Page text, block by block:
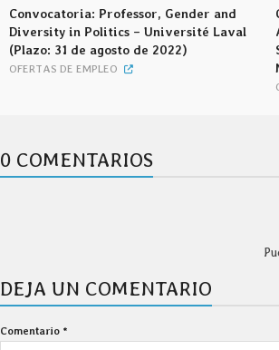
Convocatoria: Professor, Gender and
Diversity in Politics – Université Laval
(Plazo: 31 de agosto de 2022)
OFERTAS DE EMPLEO
0 COMENTARIOS
DEJA UN COMENTARIO
Comentario *